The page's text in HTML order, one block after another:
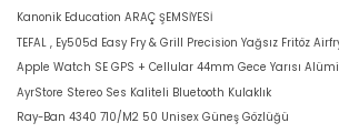
Kanonik Education ARAÇ ŞEMSİYESİ
TEFAL , Ey505d Easy Fry & Grill Precision Yağsız Fritöz
Apple Watch SE GPS + Cellular 44mm Gece Yarısı
AyrStore Stereo Ses Kaliteli Bluetooth Kulaklık
Ray-Ban 4340 710/M2 50 Unisex Güneş Gözlüğü